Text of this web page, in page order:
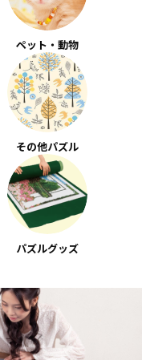
ペット・動物
その他パズル
パズルグッズ